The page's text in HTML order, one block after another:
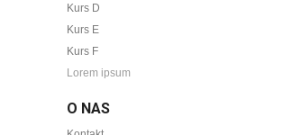
Kurs D
Kurs E
Kurs F
Lorem ipsum
O NAS